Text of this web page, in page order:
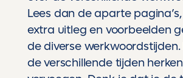
Lees dan de aparte
extra uitleg en voorbeelden
de diverse
de verschillende tijden